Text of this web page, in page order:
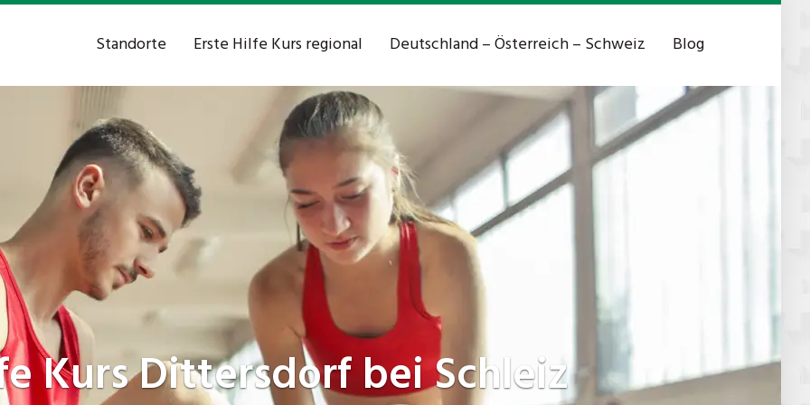
Standorte Erste Hilfe Kurs regional Deutschland – Österreich – Schweiz Blog
KursDittersdorf bei Schleiz